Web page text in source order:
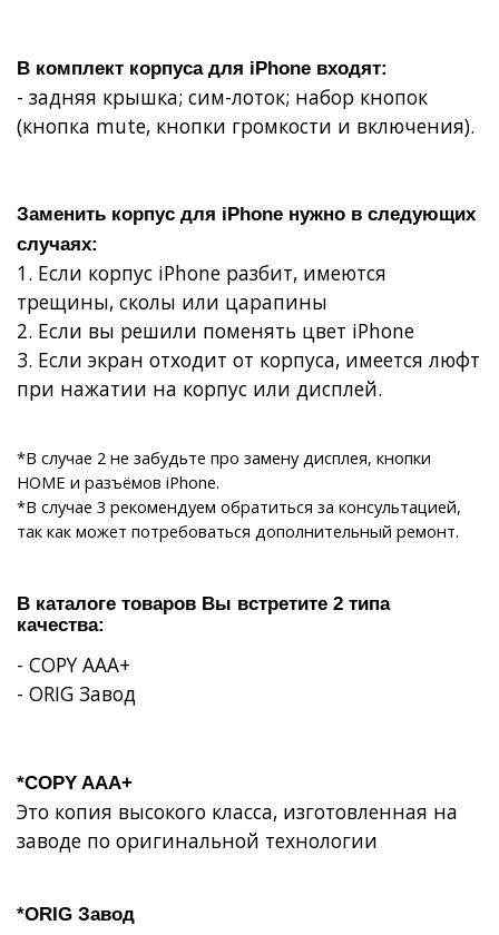
В комплект корпуса для iPhone входят:
- задняя крышка; сим-лоток; набор кнопок
(кнопка mute, кнопки громкости и включения).
Заменить корпус для iPhone нужно в следующих
случаях:
1. Если корпус iPhone разбит, имеются
трещины, сколы или царапины
2. Если вы решили поменять цвет iPhone
3. Если экран отходит от корпуса, имеется люфт
при нажатии на корпус или дисплей.
*В случае 2 не забудьте про замену дисплея, кнопки
HOME и разъёмов iPhone.
*В случае 3 рекомендуем обратиться за консультацией,
так как может потребоваться дополнительный ремонт.
В каталоге товаров Вы встретите 2 типа
качества:
- COPY AAA+
- ORIG Завод
*COPY AAA+
Это копия высокого класса, изготовленная на
заводе по оригинальной технологии
*ORIG Завод